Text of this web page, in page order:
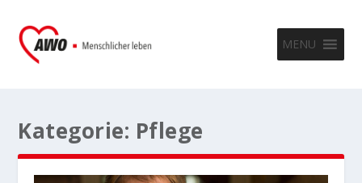
MENU
Kategorie: Pflege